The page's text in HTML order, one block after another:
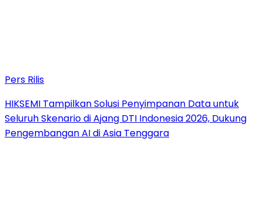
Pers Rilis
HIKSEMI Tampilkan Solusi Penyimpanan Data untuk
Seluruh Skenario di Ajang DTI Indonesia 2026, Dukung
Pengembangan AI di Asia Tenggara